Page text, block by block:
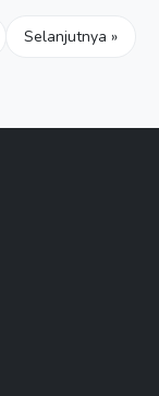
Selanjutnya »